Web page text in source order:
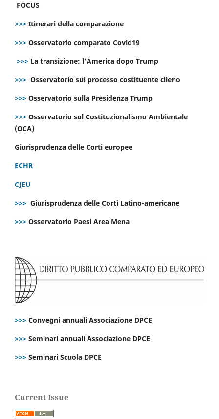
FOCUS
>>> Itinerari della comparazione
>>> Osservatorio comparato Covid19
>>> La transizione: l’America dopo Trump
>>> Osservatorio sul processo costituente cileno
>>> Osservatorio sulla Presidenza Trump
>>> Osservatorio sul Costituzionalismo Ambientale
(OCA)
Giurisprudenza delle Corti europee
ECHR
CJEU
>>> Giurisprudenza delle Corti Latino-americane
>>> Osservatorio Paesi Area Mena
>>> Convegni annuali Associazione DPCE
>>> Seminari annuali Associazione DPCE
>>> Seminari Scuola DPCE
Current Issue